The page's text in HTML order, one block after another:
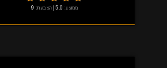
ממוצע: 5.0
|הצבעות: 9